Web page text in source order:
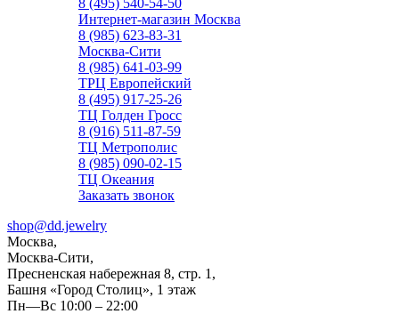
8 (495) 540-54-50
Интернет-магазин Москва
8 (985) 623-83-31
Москва-Сити
8 (985) 641-03-99
ТРЦ Европейский
8 (495) 917-25-26
ТЦ Голден Гросс
8 (916) 511-87-59
ТЦ Метрополис
8 (985) 090-02-15
ТЦ Океания
Заказать звонок
shop@dd.jewelry
Москва,
Москва-Сити,
Пресненская набережная 8, стр. 1,
Башня «Город Столиц», 1 этаж
Пн—Вс 10:00 – 22:00